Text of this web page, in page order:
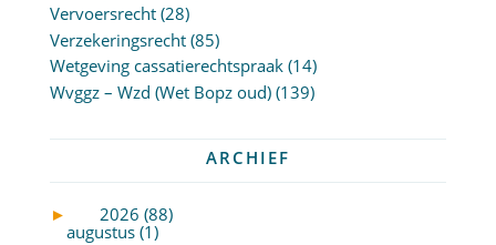
Vervoersrecht(28)
Verzekeringsrecht(85)
Wetgeving cassatierechtspraak(14)
Wvggz – Wzd (Wet Bopz oud)(139)
ARCHIEF
►
2026 (88)
augustus (1)